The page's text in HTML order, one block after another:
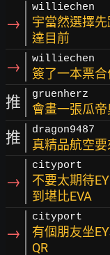
→
williechen
宇當然選擇
達目前
→ williechen
簽了一本票
推 gruenherz
會畫一張瓜
推 dragon9487
真精品航空要
→
cityport
不要太期待
到堪比EVA
→
cityport
有個朋友坐
QR